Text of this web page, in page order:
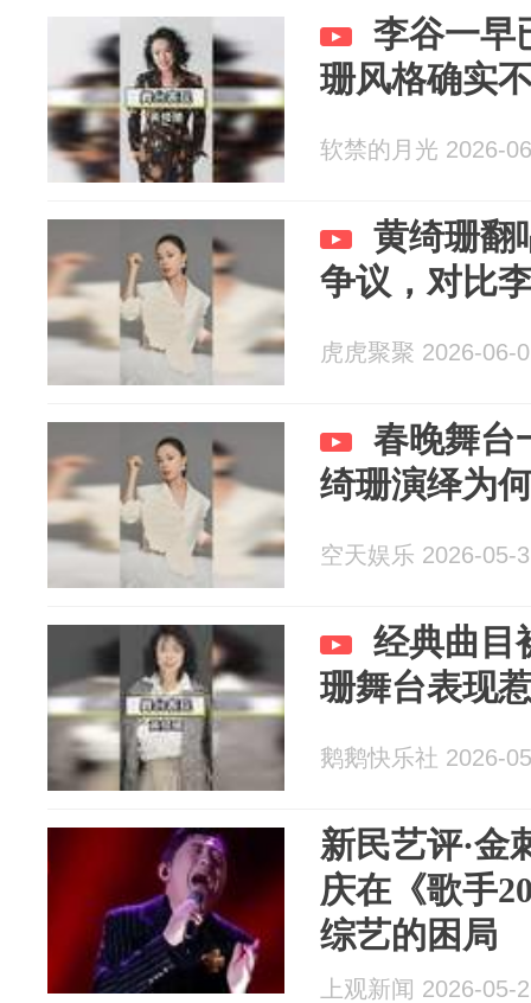
李谷一早
珊风格确实
软禁的月光 2026-
黄绮珊翻
争议，对比
虎虎聚聚 2026-06-
春晚舞台
绮珊演绎为
空天娱乐 2026-05-
经典曲目
珊舞台表现
鹅鹅快乐社 2026-
新民艺评·金
庆在《歌手
综艺的困局
上观新闻 2026-05-